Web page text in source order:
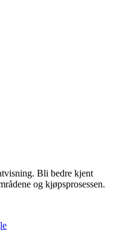
Bli bedre kjent
og kjøpsprosessen.